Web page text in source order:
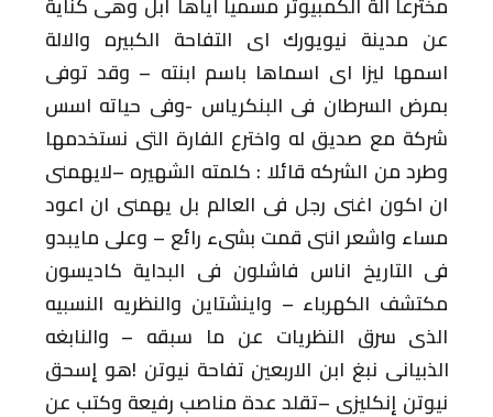
عن مدينة نيويورك اى التفاحة الكبيره والالة
اسمها ليزا اى اسماها باسم ابنته – وقد توفى
بمرض السرطان فى البنكرياس -وفى حياته اسس
شركة مع صديق له واخترع الفارة التى نستخدمها
وطرد من الشركه قائلا : كلمته الشهيره –لايهمنى
ان اكون اغنى رجل فى العالم بل يهمنى ان اعود
مساء واشعر اننى قمت بشىء رائع – وعلى مايبدو
فى التاريخ اناس فاشلون فى البداية كاديسون
مكتشف الكهرباء – واينشتاين والنظريه النسبيه
الذى سرق النظريات عن ما سبقه – والنابغه
الذبيانى نبغ ابن الاربعين تفاحة نيوتن !هو إسحق
نيوتن إنكليزى –تقلد عدة مناصب رفيعة وكتب عن